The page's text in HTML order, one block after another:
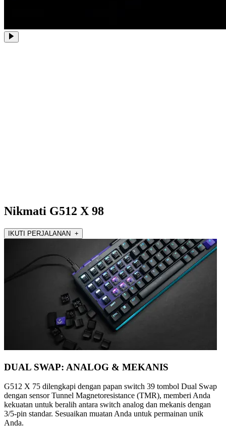
Nikmati G512 X 98
IKUTI PERJALANAN +
DUAL SWAP: ANALOG & MEKANIS
G512 X 75 dilengkapi dengan papan switch 39 tombol Dual Swap
dengan sensor Tunnel Magnetoresistance (TMR), memberi Anda
kekuatan untuk beralih antara switch analog dan mekanis dengan
3/5-pin standar. Sesuaikan muatan Anda untuk permainan unik
Anda.